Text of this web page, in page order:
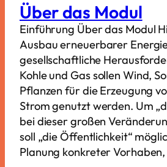
Über das Modul
Einführung Über das Modul
Ausbau erneuerbarer
gesellschaftliche
Kohle und Gas sollen Wind,
Pflanzen für die Erzeugung
Strom genutzt werden. Um
bei dieser großen
soll „die Öffentlichkeit“
Planung konkreter